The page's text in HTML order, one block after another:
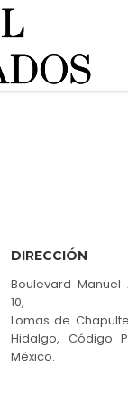
DIRECCIÓN
Boulevard
10,
Lomas de
Hidalgo, Código
México.